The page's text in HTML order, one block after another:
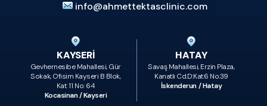
info@ahmettektasclinic.com
KAYSERİ
Gevhernesibe Mahallesi, Gür
Sokak, Ofisim Kayseri B Blok,
Kat: 11 No: 64
Kocasinan / Kayseri
HATAY
Savaş Mahallesi, Erzin Plaza,
Kanatlı Cd.D:Kat:6 No:39
İskenderun / Hatay